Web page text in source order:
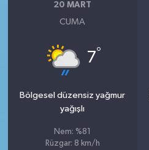
20 MART
CUMA
7°
Bölgesel düzensiz yağmur
yağışlı
Nem: %81
Rüzgar: 8 km/h